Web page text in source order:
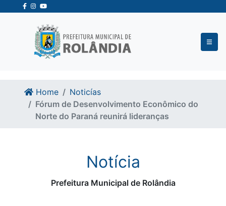
Ir para o conteudo
Ir para o fim do conteudo
Home
Noticías
Fórum de Desenvolvimento Econômico do
Norte do Paraná reunirá lideranças
Notícia
Prefeitura Municipal de Rolândia